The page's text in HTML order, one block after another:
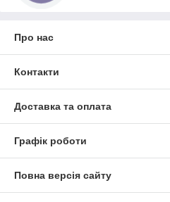
Про нас
Контакти
Доставка та оплата
Графік роботи
Повна версія сайту